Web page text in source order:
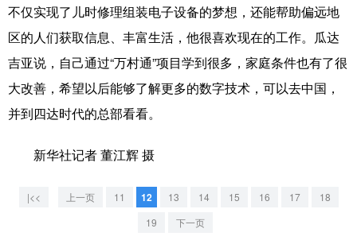
陕西 甘肃 青海 宁夏
新疆 内蒙古 黑龙江
多语种频道
Deutsch Português
不仅实现了儿时修理组装电子设备的梦想，还能帮助偏远地
区的人们获取信息、丰富生活，他很喜欢现在的工作。瓜达
吉亚说，自己通过“万村通”项目学到很多，家庭条件也有了很
大改善，希望以后能够了解更多的数字技术，可以去中国，
并到四达时代的总部看看。
新华社记者 董江辉 摄
|<< 上一页 11 12 13 14 15 16 17
18
19
下一页